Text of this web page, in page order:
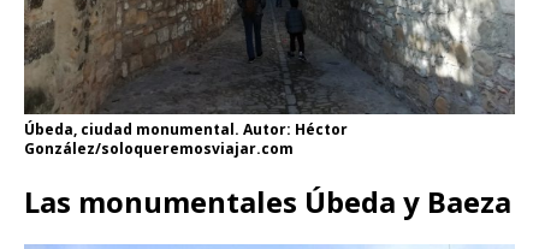
Úbeda, ciudad monumental. Autor: Héctor
González/soloqueremosviajar.com
Las monumentales Úbeda y Baeza